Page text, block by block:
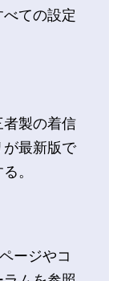
ての設定
製の着信
最新版で
。
ージやコ